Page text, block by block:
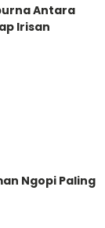
Antara
Irisan
Ngopi Paling